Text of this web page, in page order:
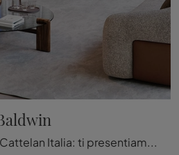
Salotti e divani lineari Cattelan Italia: ti presentiamo il modello Baldwin in tessuto per valorizzare il living.